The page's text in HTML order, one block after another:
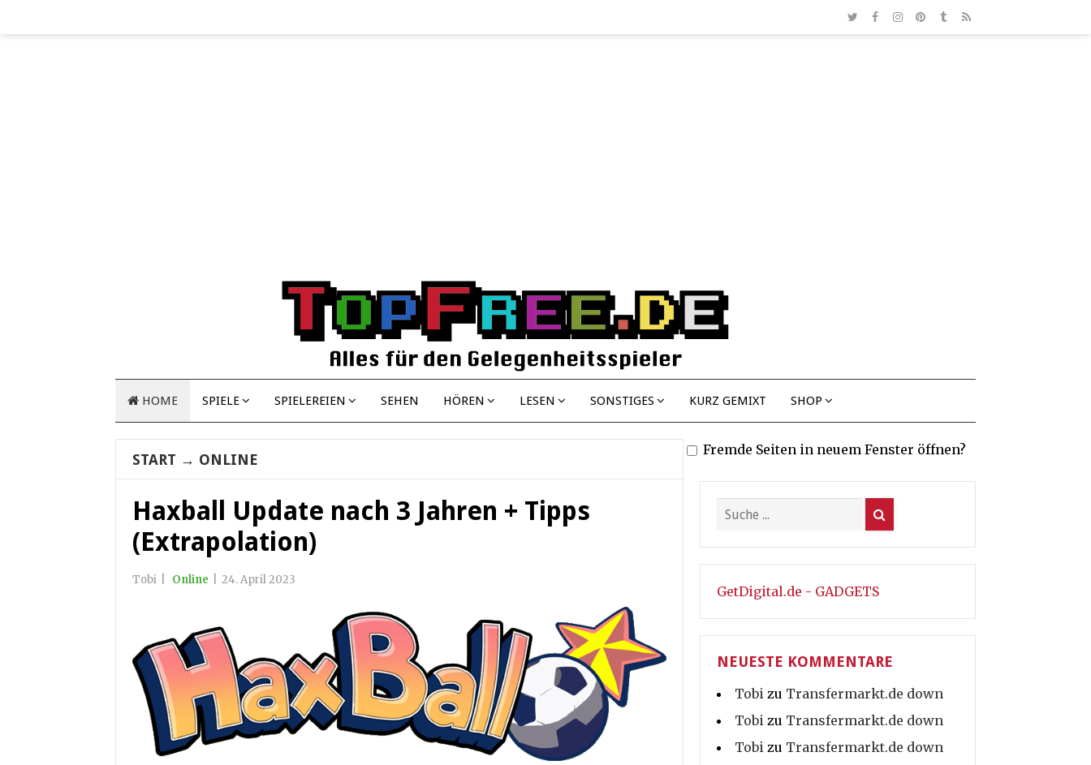
HOME SPIELE SPIELEREIEN SEHEN HÖREN LESEN SONSTIGES KURZ GEMIXT SHOP
START → ONLINE
Haxball Update nach 3 Jahren + Tipps
(Extrapolation)
Tobi Online 24. April 2023
Fremde Seiten in neuem Fenster öffnen?
GetDigital.de - GADGETS
NEUESTE KOMMENTARE
Tobi zu Transfermarkt.de down
Tobi zu Transfermarkt.de down
Tobi zu Transfermarkt.de down